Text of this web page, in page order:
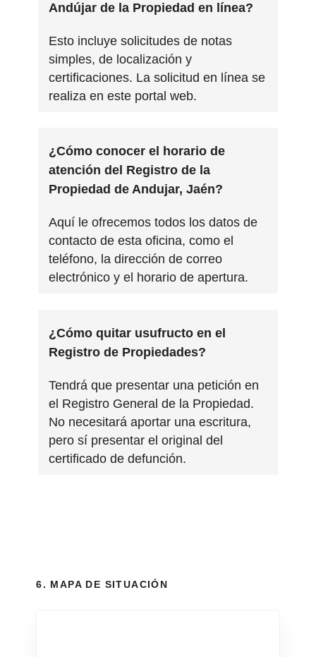
Andújar de la Propiedad en línea?
Esto incluye solicitudes de notas
simples, de localización y
certificaciones. La solicitud en línea se
realiza en este portal web.
¿Cómo conocer el horario de
atención del Registro de la
Propiedad de Andujar, Jaén?
Aquí le ofrecemos todos los datos de
contacto de esta oficina, como el
teléfono, la dirección de correo
electrónico y el horario de apertura.
¿Cómo quitar usufructo en el
Registro de Propiedades?
Tendrá que presentar una petición en
el Registro General de la Propiedad.
No necesitará aportar una escritura,
pero sí presentar el original del
certificado de defunción.
6. MAPA DE SITUACIÓN